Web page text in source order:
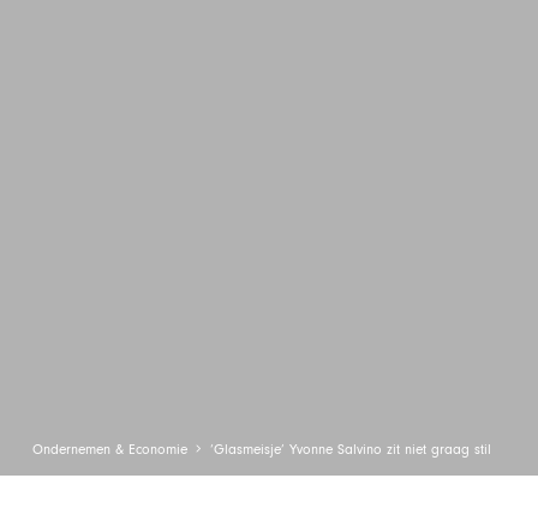
Ondernemen & Economie ‘Glasmeisje’ Yvonne Salvino zit niet graag stil